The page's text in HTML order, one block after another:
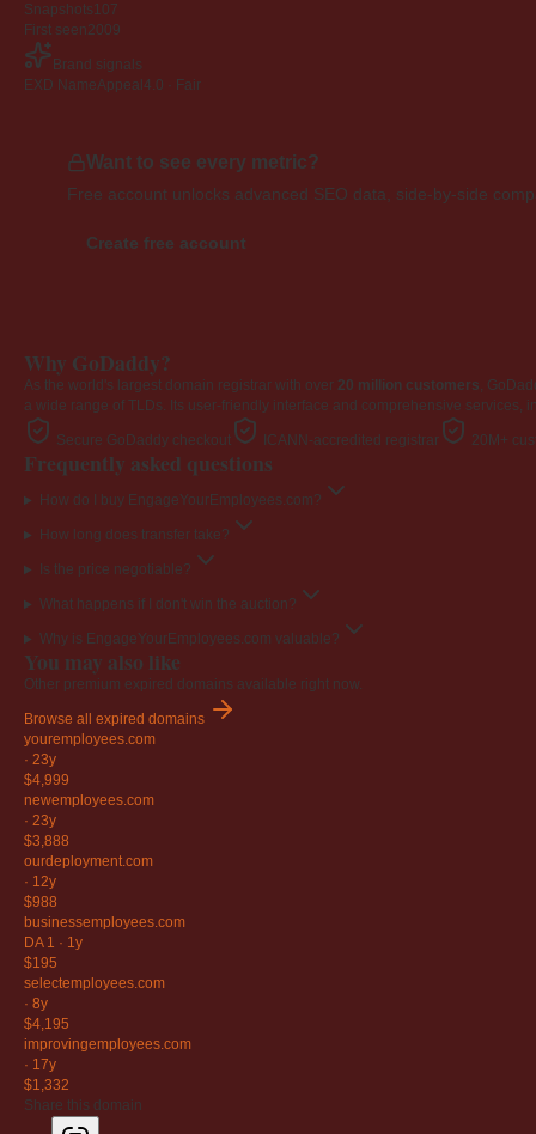
Snapshots 107
First seen2009
Brand signals
EXD NameAppeal 4.0 · Fair
Want to see every metric?
Free account unlocks advanced SEO data, side-by-side
Create free account
Why GoDaddy?
As the world's largest domain registrar with over 20 million customers,
a wide range of TLDs. Its user-friendly interface and comprehensive
Secure GoDaddy checkout ICANN-accredited registrar 20M+
Frequently asked questions
How do I buy EngageYourEmployees.com?
How long does transfer take?
Is the price negotiable?
What happens if I don't win the auction?
Why is EngageYourEmployees.com valuable?
You may also like
Other premium expired domains available right now.
Browse all expired domains
youremployees.com
· 23y
$4,999
newemployees.com
· 23y
$3,888
ourdeployment.com
· 12y
$988
businessemployees.com
DA 1 · 1y
$195
selectemployees.com
· 8y
$4,195
improvingemployees.com
· 17y
$1,332
Share this domain